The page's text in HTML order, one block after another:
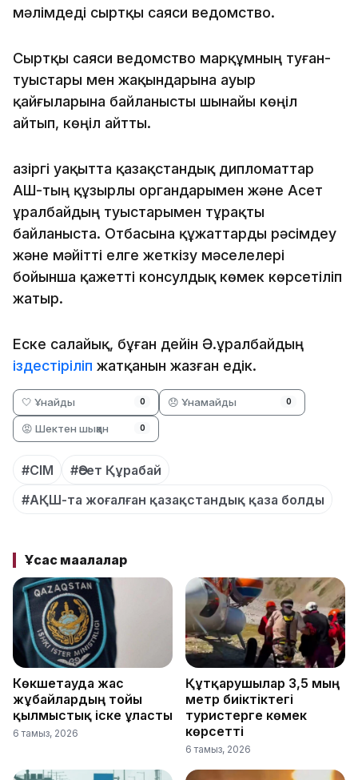
мәлімдеді сыртқы саяси ведомство.
Сыртқы саяси ведомство марқұмның туған-
туыстары мен жақындарына ауыр
қайғыларына байланысты шынайы көңіл
айтып, көңіл айтты.
Қазіргі уақытта қазақстандық дипломаттар
АҚШ-тың құзырлы органдарымен және Асет
Құралбайдың туыстарымен тұрақты
байланыста. Отбасына құжаттарды рәсімдеу
және мәйітті елге жеткізу мәселелері
бойынша қажетті консулдық көмек көрсетіліп
жатыр.
Еске салайық, бұған дейін Ә.Құралбайдың
іздестіріліп жатқанын жазған едік.
🤍 Ұнайды 0 😞 Ұнамайды 0
😡 Шектен шыққан 0
#СІМ
#Әсет Құрабай
#АҚШ-та жоғалған қазақстандық қаза болды
Ұқсас мақалалар
Көкшетауда жас
жұбайлардың тойы
қылмыстық іске ұласты
6 тамыз, 2026
Құтқарушылар 3,5 мың
метр биіктіктегі
туристерге көмек
көрсетті
6 тамыз, 2026